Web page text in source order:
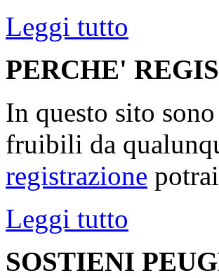
Leggi tutto
PERCHE'
In questo sito
fruibili da
registrazione
Leggi tutto
SOSTIENI